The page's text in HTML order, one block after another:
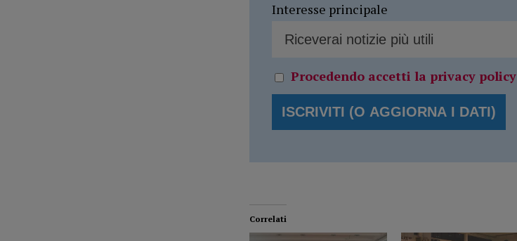
Interesse principale
Procedendo accetti la privacy policy
Correlati